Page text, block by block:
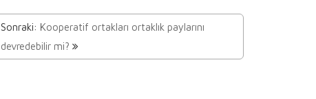
Sonraki: Kooperatif ortakları ortaklık paylarını
devredebilir mi?